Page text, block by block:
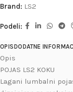
Brand: LS2
Podeli:
OPISDODATNE
Opis
POJAS LS2 KOKU
Lagani lumbalni